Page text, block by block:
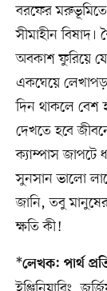
বরফের মরুভূমিতে
সীমাহীন
অবকাশ ফুরিয়ে
একঘেয়ে
দিন থাকলে বেশ
দেখতে হবে
ক্যাম্পাস জাপটে
সুনসান ভালো
জানি, তবু
ক্ষতি কী!
*লেখক: পার্থ